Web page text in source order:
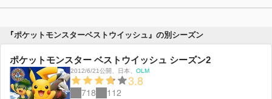
『ポケットモンスターベストウイッシュ』の別シーズン
ポケットモンスター ベストウイッシュ シーズン2
2012/6/21公開 日本 OLM
3.8
718 112